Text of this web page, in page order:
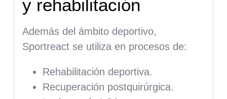
y rehabilitación
Además del ámbito deportivo,
Sportreact se utiliza en procesos de:
Rehabilitación deportiva.
Recuperación postquirúrgica.